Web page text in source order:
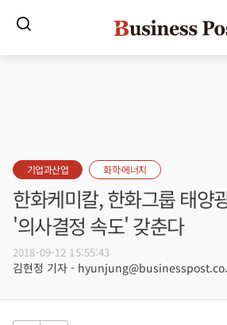
기업과산업 화학·에너지
한화케미칼, 한화그룹 태양
'의사결정 속도' 갖춘다
2018-09-12 15:55:43
김현정 기자 -